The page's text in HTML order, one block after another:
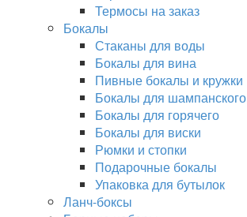
Термосы на заказ
Бокалы
Стаканы для воды
Бокалы для вина
Пивные бокалы и кружки
Бокалы для шампанского
Бокалы для горячего
Бокалы для виски
Рюмки и стопки
Подарочные бокалы
Упаковка для бутылок
Ланч-боксы